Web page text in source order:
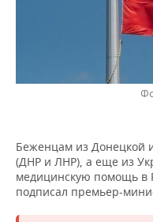
РОЗНИЧНАЯ
НОВОСТИ
НОВОСТИ
ВЫЕЗДНАЯ
ONLINE-
ОТКРЫТАЯ ЛЕКЦИЯ
ХОККЕЙ
БАСКЕТБОЛ
ВЛАСТЬ
ИНФРАСТРУКТУРА
ФОТОГАЛЕРЕЯ
СЮЖЕТЫ
СПРАВОЧНИК
Беженцам из Донецкой
(ДНР и ЛНР), а еще из
медицинскую помощь в
подписал премьер-